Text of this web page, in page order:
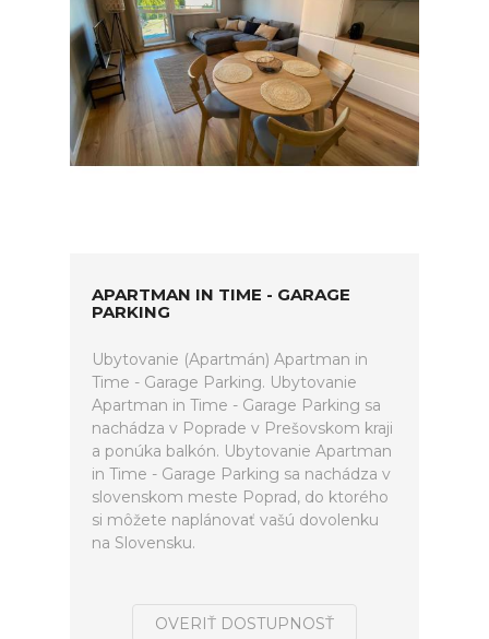
APARTMAN IN TIME - GARAGE
PARKING
Ubytovanie (Apartmán) Apartman in
Time - Garage Parking. Ubytovanie
Apartman in Time - Garage Parking sa
nachádza v Poprade v Prešovskom kraji
a ponúka balkón. Ubytovanie Apartman
in Time - Garage Parking sa nachádza v
slovenskom meste Poprad, do ktorého
si môžete naplánovať vašú dovolenku
na Slovensku.
OVERIŤ DOSTUPNOSŤ